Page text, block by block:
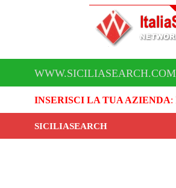
INSERISCI LA TUA AZIENDA:
SICILIASEARCH